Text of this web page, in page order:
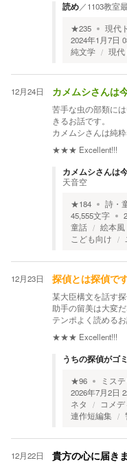
読め／1103教室
★235 現代
2024年1月7日
純文学
現代
12月24日 カメムシさんは
苦手な虫の部類に
きるお話です。
カメムシさんは純
★★★ Excellent!!!
カメムシさん
天音空
★184 詩・
45,555文字
童話
絵本風
こども向け
12月23日 探偵とは探偵で
某大臣構文を話す
助手の留美は大変
テンポよく読めるお
★★★ Excellent!!!
うちの探偵がゴ
★96 ミス
2026年7月2日
ネタ
コメデ
連作短編集
12月22日 貴方の心に届き